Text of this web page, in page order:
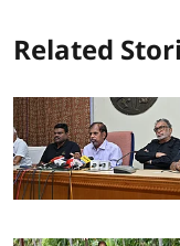
Related